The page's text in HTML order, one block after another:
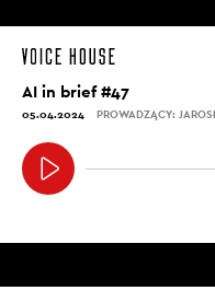
AI in brief #47
05.04.2024 PROWADZĄCY: